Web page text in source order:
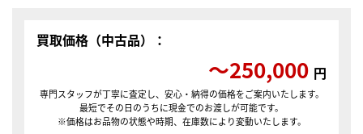
買取価格（中古品）：
〜250,000 円
専門スタッフが丁寧に査定し、安心・納得の価格をご案内いたします。
最短でその日のうちに現金でのお渡しが可能です。
※価格はお品物の状態や時期、在庫数により変動いたします。